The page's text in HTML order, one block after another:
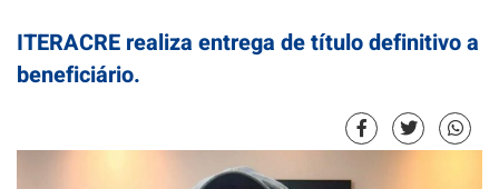
ITERACRE realiza entrega de título definitivo a
beneficiário.